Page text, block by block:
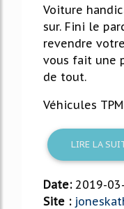
Voiture
sur. Fini le
revendre
vous fait une
de tout.
Véhicules
LIRE LA
Date: 2019-
Site :